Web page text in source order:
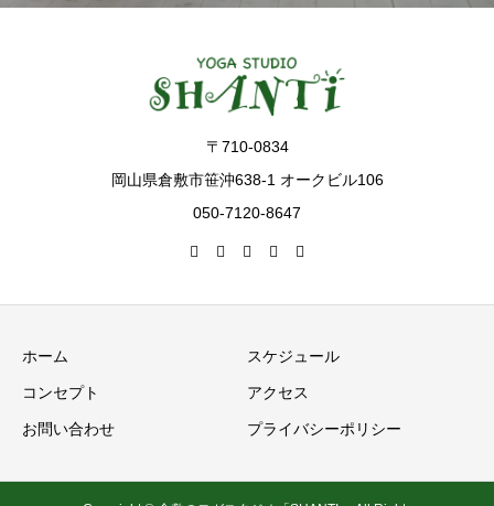
〒710-0834
岡山県倉敷市笹沖638-1 オークビル106
050-7120-8647
ホーム スケジュール
コンセプト アクセス
お問い合わせ プライバシーポリシー